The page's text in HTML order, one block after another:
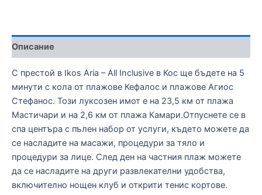
Описание
С престой в Ikos Aria – All Inclusive в Кос ще бъдете на 5
минути с кола от плажове Кефалос и плажове Агиос
Стефанос. Този луксозен имот е на 23,5 км от плажа
Мастичари и на 2,6 км от плажа Камари.Отпуснете се в
спа центъра с пълен набор от услуги, където можете да
се насладите на масажи, процедури за тяло и
процедури за лице. След ден на частния плаж можете
да се насладите на други развлекателни удобства,
включително нощен клуб и открити тенис кортове.